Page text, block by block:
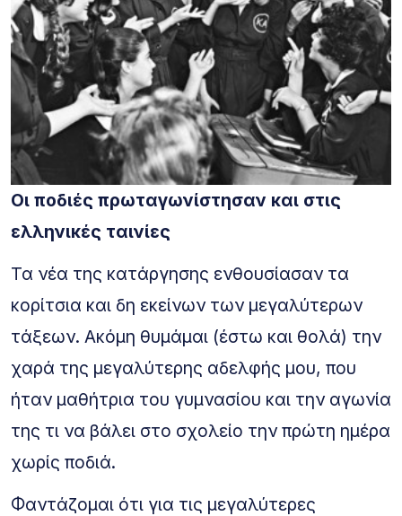
Οι ποδιές πρωταγωνίστησαν και στις
ελληνικές ταινίες
Τα νέα της κατάργησης ενθουσίασαν τα
κορίτσια και δη εκείνων των μεγαλύτερων
τάξεων. Ακόμη θυμάμαι (έστω και θολά) την
χαρά της μεγαλύτερης αδελφής μου, που
ήταν μαθήτρια του γυμνασίου και την αγωνία
της τι να βάλει στο σχολείο την πρώτη ημέρα
χωρίς ποδιά.
Φαντάζομαι ότι για τις μεγαλύτερες